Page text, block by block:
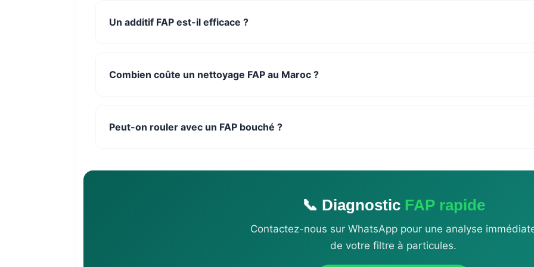
Un additif FAP est-il efficace ?
Combien coûte un nettoyage FAP au Maroc ?
Peut-on rouler avec un FAP bouché ?
📞 Diagnostic FAP rapide
Contactez-nous sur WhatsApp pour une analyse
de votre filtre à particules.